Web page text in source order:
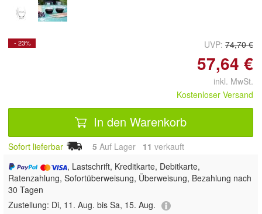
- 23% UVP: 74,70 €
57,64 €
inkl. MwSt.
Kostenloser Versand
In den Warenkorb
Sofort lieferbar 5 Auf Lager 11 verkauft
, Lastschrift, Kreditkarte, Debitkarte,
Ratenzahlung, Sofortüberweisung, Überweisung, Bezahlung nach
30 Tagen
Zustellung: Di, 11. Aug. bis Sa, 15. Aug.